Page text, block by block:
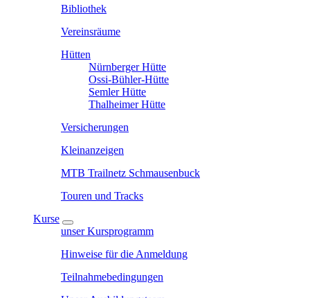
Bibliothek
Vereinsräume
Hütten
Nürnberger Hütte
Ossi-Bühler-Hütte
Semler Hütte
Thalheimer Hütte
Versicherungen
Kleinanzeigen
MTB Trailnetz Schmausenbuck
Touren und Tracks
Kurse
unser Kursprogramm
Hinweise für die Anmeldung
Teilnahmebedingungen